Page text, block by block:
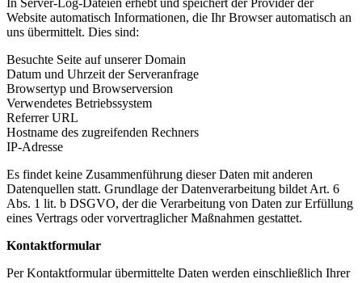
Website automatisch Informationen, die Ihr Browser automatisch an
uns übermittelt. Dies sind:
Besuchte Seite auf unserer Domain
Datum und Uhrzeit der Serveranfrage
Browsertyp und Browserversion
Verwendetes Betriebssystem
Referrer URL
Hostname des zugreifenden Rechners
IP-Adresse
Es findet keine Zusammenführung dieser Daten mit anderen
Datenquellen statt. Grundlage der Datenverarbeitung bildet Art. 6
Abs. 1 lit. b DSGVO, der die Verarbeitung von Daten zur Erfüllung
eines Vertrags oder vorvertraglicher Maßnahmen gestattet.
Kontaktformular
Per Kontaktformular übermittelte Daten werden einschließlich Ihrer